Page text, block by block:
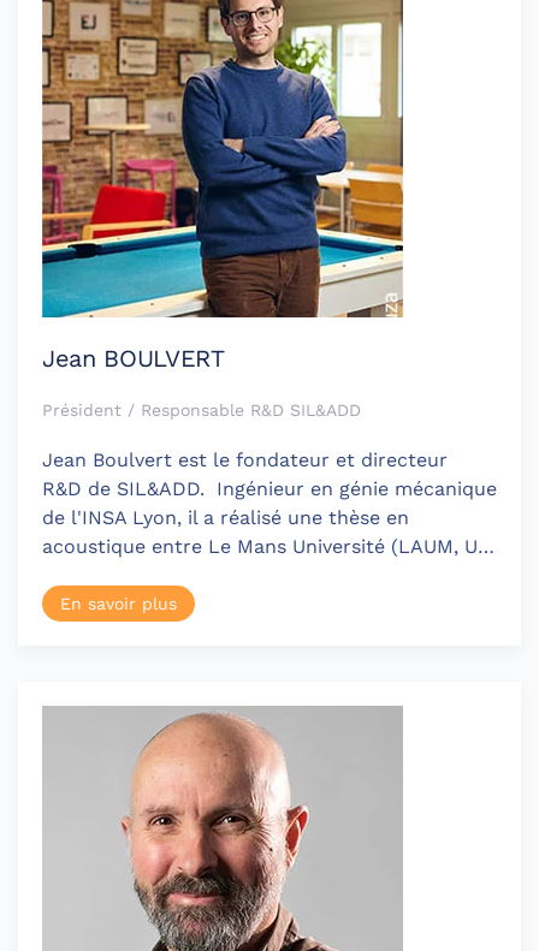
Jean BOULVERT
Président / Responsable R&D SIL&ADD
Jean Boulvert est le fondateur et directeur
R&D de SIL&ADD. Ingénieur en génie mécanique
de l'INSA Lyon, il a réalisé une thèse en
acoustique entre Le Mans Université (LAUM, U…
En savoir plus